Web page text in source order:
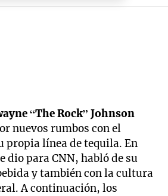
“The Rock” Johnson
nuevos rumbos con el
propia línea de tequila. En
dio para CNN, habló de su
y también con la cultura
A continuación, los